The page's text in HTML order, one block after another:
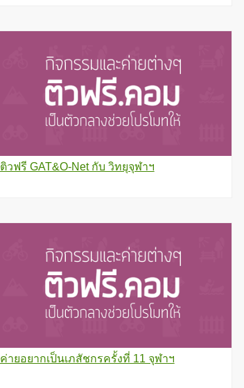
ติวฟรี GAT&O-Net กับ วิทยุจุฬาฯ
ค่ายอยากเป็นเภสัชกรครั้งที่ 11 จุฬาฯ